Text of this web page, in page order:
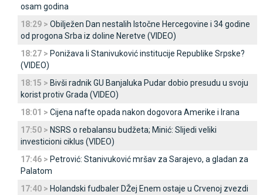
osam godina
18:29 > Obilježen Dan nestalih Istočne Hercegovine i 34 godine
od progona Srba iz doline Neretve (VIDEO)
18:27 > Ponižava li Stanivuković institucije Republike Srpske?
(VIDEO)
18:15 > Bivši radnik GU Banjaluka Pudar dobio presudu u svoju
korist protiv Grada (VIDEO)
18:01 > Cijena nafte opada nakon dogovora Amerike i Irana
17:50 > NSRS o rebalansu budžeta; Minić: Slijedi veliki
investicioni ciklus (VIDEO)
17:46 > Petrović: Stanivuković mršav za Sarajevo, a gladan za
Palatom
17:40 > Holandski fudbaler DŽej Enem ostaje u Crvenoj zvezdi